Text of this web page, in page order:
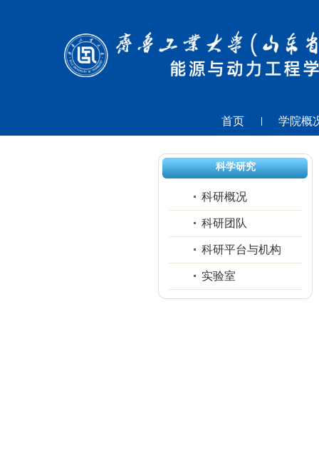
首页 学院概
科学研究
科研概况
科研团队
科研平台与机构
实验室